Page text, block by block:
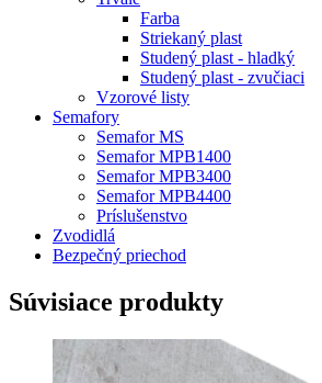
Farba
Striekaný plast
Studený plast - hladký
Studený plast - zvučiaci
Vzorové listy
Semafory
Semafor MS
Semafor MPB1400
Semafor MPB3400
Semafor MPB4400
Príslušenstvo
Zvodidlá
Bezpečný priechod
Súvisiace produkty